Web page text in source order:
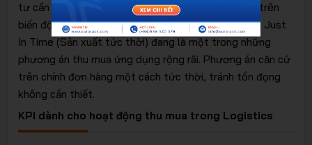
tư cần được cân nhắc và tính toán sát sao căn cứ trên
biến động thực tế. Xu hướng thu mua theo mô hình Just
In Time (Sản xuất tức thời) đang là một trong những
phương án thu mua ứng dụng rộng rãi. Phương án căn cứ
trên chính đơn hàng một cách tức thời, tránh tồn đọng
không cần thiết.
KPI dành cho hoạt động thu mua trong Logistics